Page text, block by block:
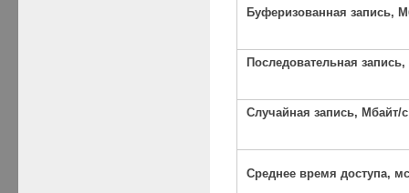
Буферизованная запись,
Последовательная
Случайная запись, Мбайт/с
Среднее время доступа,